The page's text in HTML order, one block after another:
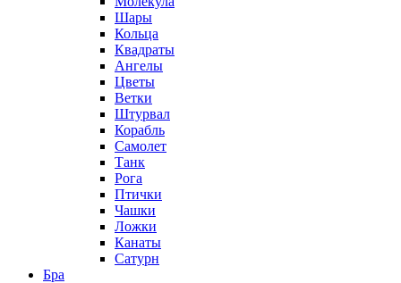
Шары
Кольца
Квадраты
Ангелы
Цветы
Ветки
Штурвал
Корабль
Самолет
Танк
Рога
Птички
Чашки
Ложки
Канаты
Сатурн
Бра